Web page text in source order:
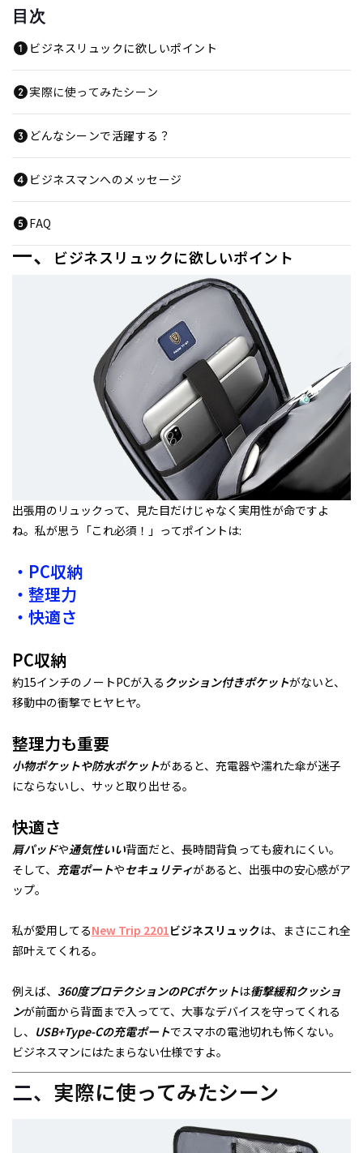
目次
ビジネスリュックに欲しいポイント
実際に使ってみたシーン
どんなシーンで活躍する？
ビジネスマンへのメッセージ
FAQ
一、ビジネスリュックに欲しいポイント
出張用のリュックって、見た目だけじゃなく実用性が命ですよ
ね。私が思う「これ必須！」ってポイントは:
・PC収納
・整理力
・快適さ
PC収納
約15インチのノートPCが入る クッション付きポケットがないと、
移動中の衝撃でヒヤヒヤ。
整理力も重要
小物ポケットや防水ポケットがあると、充電器や濡れた傘が迷子
にならないし、サッと取り出せる。
快適さ
肩パッドや通気性いい背面だと、長時間背負っても疲れにくい。
そして、 充電ポートやセキュリティがあると、出張中の安心感がア
ップ。
私が愛用してるNew Trip 2201ビジネスリュックは、まさにこれ全
部叶えてくれる。
例えば、 360度プロテクションのPCポケットは衝撃緩和クッショ
ンが前面から背面まで入ってて、大事なデバイスを守ってくれる
し、 USB+Type-Cの充電ポートでスマホの電池切れも怖くない。
ビジネスマンにはたまらない仕様ですよ。
二、 実際に使ってみたシーン